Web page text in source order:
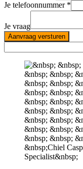
Je telefoonnummer
Je vraag
Aanvraag versturen